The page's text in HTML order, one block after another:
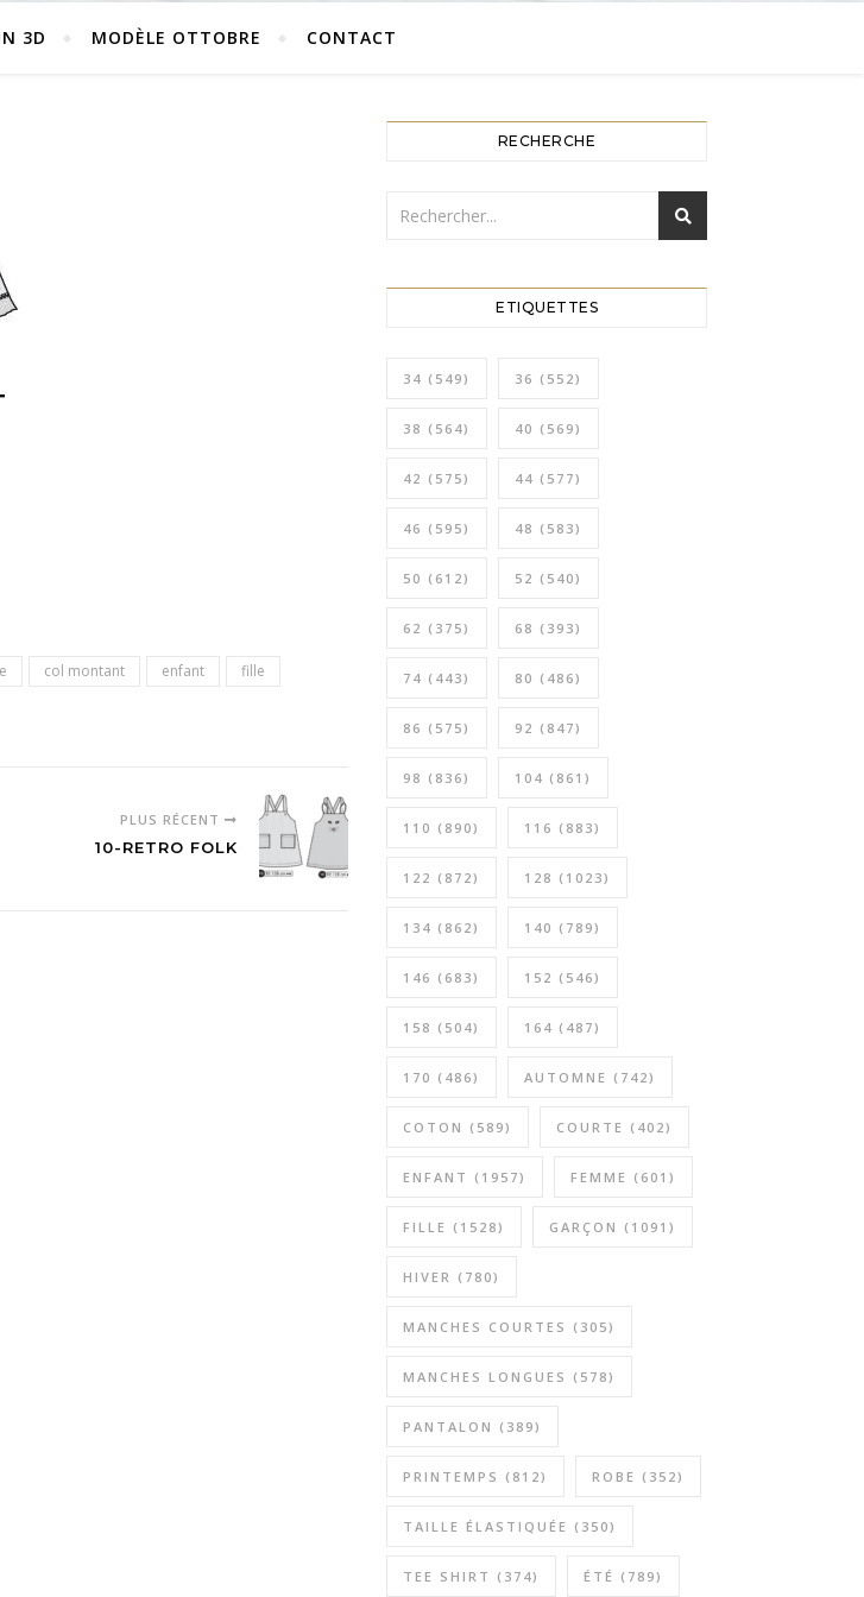
3D MODÈLE OTTOBRE CONTACT
col montant enfant
fille
PLUS RÉCENT
10-RETRO FOLK
RECHERCHE
ETIQUETTES
34 (549) 36 (552)
38 (564) 40 (569)
42 (575) 44 (577)
46 (595) 48 (583)
50 (612) 52 (540)
62 (375) 68 (393)
74 (443) 80 (486)
86 (575) 92 (847)
98 (836) 104 (861)
110 (890) 116 (883)
122 (872) 128 (1023)
134 (862) 140 (789)
146 (683) 152 (546)
158 (504) 164 (487)
170 (486) AUTOMNE (742)
COTON (589) COURTE (402)
ENFANT (1957) FEMME (601)
FILLE (1528) GARÇON (1091)
HIVER (780)
MANCHES COURTES (305)
MANCHES LONGUES (578)
PANTALON (389)
PRINTEMPS (812) ROBE (352)
TAILLE ÉLASTIQUÉE (350)
TEE SHIRT (374) ÉTÉ (789)